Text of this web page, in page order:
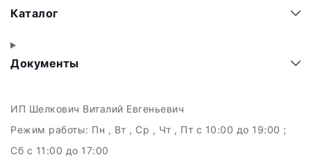
Каталог
Документы
ИП Шелкович Виталий Евгеньевич
Режим работы: Пн , Вт , Ср , Чт , Пт c 10:00 до 19:00 ;
Сб c 11:00 до 17:00